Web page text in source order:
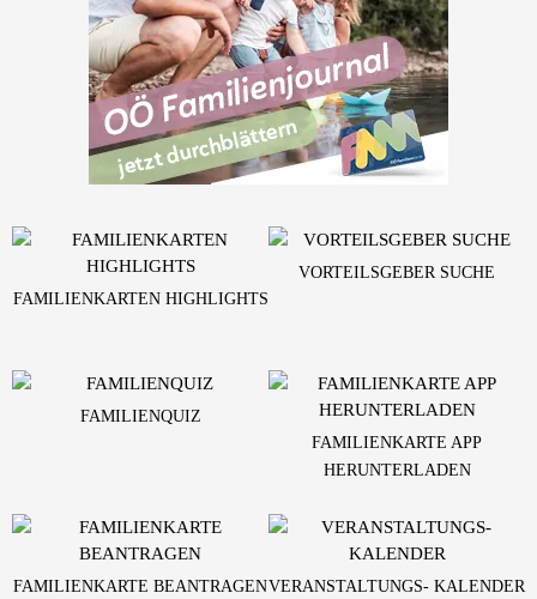
FAMILIENKARTEN HIGHLIGHTS
VORTEILSGEBER SUCHE
FAMILIENQUIZ
FAMILIENKARTE APP
HERUNTERLADEN
FAMILIENKARTE BEANTRAGENVERANSTALTUNGS- KALENDER